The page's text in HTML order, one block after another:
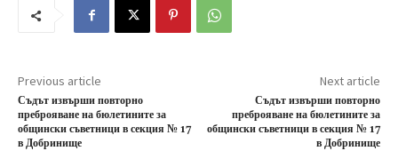
Previous article
Съдът извърши повторно
преброяване на бюлетините за
общински съветници в секция № 17
в Добринище
Next article
Съдът извърши повторно
преброяване на бюлетините за
общински съветници в секция № 17
в Добринище